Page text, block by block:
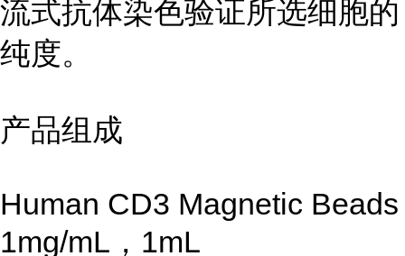
流式抗体染色验证所选细胞的
纯度。
产品组成
Human CD3 Magnetic Beads
1mg/mL，1mL